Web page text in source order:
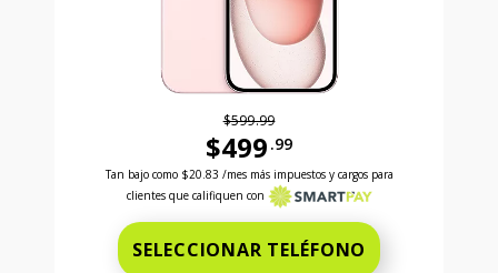
$599.99
$499 .99
Antes el precio era 599 dollars and 99 cents
Tan bajo como $20.83 /mes más impuestos y cargos para
clientes que califiquen con
SELECCIONAR TELÉFONO